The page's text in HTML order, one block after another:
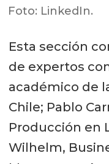
Foto: LinkedIn.
Esta sección
de expertos
académico de
Chile; Pablo
Producción en
Wilhelm,